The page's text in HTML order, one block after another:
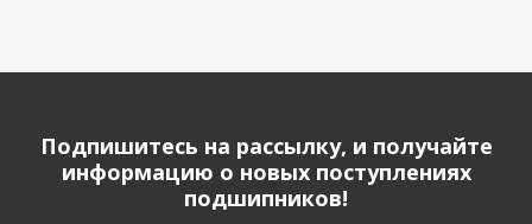
Подпишитесь на рассылку, и получайте
информацию о новых поступлениях
подшипников!